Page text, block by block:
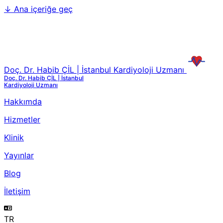
↓ Ana içeriğe geç
Doç. Dr. Habib ÇİL | İstanbul Kardiyoloji Uzmanı
Doç. Dr. Habib ÇİL | İstanbul
Kardiyoloji Uzmanı
Hakkımda
Hizmetler
Klinik
Yayınlar
Blog
İletişim
TR